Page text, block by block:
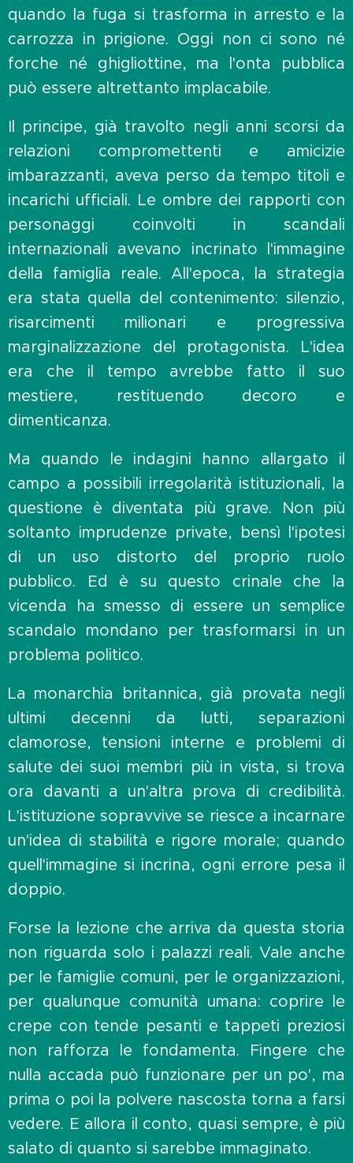
quando la fuga si trasforma in arresto e la
carrozza in prigione. Oggi non ci sono né
forche né ghigliottine, ma l'onta pubblica
può essere altrettanto implacabile.
Il principe, già travolto negli anni scorsi da
relazioni compromettenti e amicizie
imbarazzanti, aveva perso da tempo titoli e
incarichi ufficiali. Le ombre dei rapporti con
personaggi coinvolti in scandali
internazionali avevano incrinato l'immagine
della famiglia reale. All'epoca, la strategia
era stata quella del contenimento: silenzio,
risarcimenti milionari e progressiva
marginalizzazione del protagonista. L'idea
era che il tempo avrebbe fatto il suo
mestiere, restituendo decoro e
dimenticanza.
Ma quando le indagini hanno allargato il
campo a possibili irregolarità istituzionali, la
questione è diventata più grave. Non più
soltanto imprudenze private, bensì l'ipotesi
di un uso distorto del proprio ruolo
pubblico. Ed è su questo crinale che la
vicenda ha smesso di essere un semplice
scandalo mondano per trasformarsi in un
problema politico.
La monarchia britannica, già provata negli
ultimi decenni da lutti, separazioni
clamorose, tensioni interne e problemi di
salute dei suoi membri più in vista, si trova
ora davanti a un'altra prova di credibilità.
L'istituzione sopravvive se riesce a incarnare
un'idea di stabilità e rigore morale; quando
quell'immagine si incrina, ogni errore pesa il
doppio.
Forse la lezione che arriva da questa storia
non riguarda solo i palazzi reali. Vale anche
per le famiglie comuni, per le organizzazioni,
per qualunque comunità umana: coprire le
crepe con tende pesanti e tappeti preziosi
non rafforza le fondamenta. Fingere che
nulla accada può funzionare per un po', ma
prima o poi la polvere nascosta torna a farsi
vedere. E allora il conto, quasi sempre, è più
salato di quanto si sarebbe immaginato.